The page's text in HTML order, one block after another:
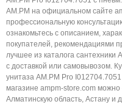
AM.PM на официальном сайте
профессиональную
ознакомьтесь с описанием,
покупателей, рекомендациями
лучшее из каталога сантехники
с доставкой или самовывозом.
унитаза AM.PM Pro
магазине ampm-store.com
Алматинскую область, Астану и